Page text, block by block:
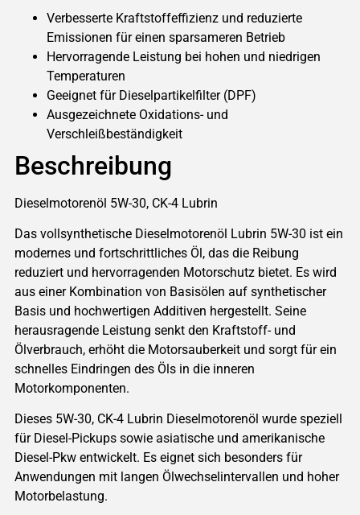
Verbesserte Kraftstoffeffizienz und reduzierte
Emissionen für einen sparsameren Betrieb
Hervorragende Leistung bei hohen und niedrigen
Temperaturen
Geeignet für Dieselpartikelfilter (DPF)
Ausgezeichnete Oxidations- und
Verschleißbeständigkeit
Beschreibung
Dieselmotorenöl 5W-30, CK-4 Lubrin
Das vollsynthetische Dieselmotorenöl Lubrin 5W-30 ist ein
modernes und fortschrittliches Öl, das die Reibung
reduziert und hervorragenden Motorschutz bietet. Es wird
aus einer Kombination von Basisölen auf synthetischer
Basis und hochwertigen Additiven hergestellt. Seine
herausragende Leistung senkt den Kraftstoff- und
Ölverbrauch, erhöht die Motorsauberkeit und sorgt für ein
schnelles Eindringen des Öls in die inneren
Motorkomponenten.
Dieses 5W-30, CK-4 Lubrin Dieselmotorenöl wurde speziell
für Diesel-Pickups sowie asiatische und amerikanische
Diesel-Pkw entwickelt. Es eignet sich besonders für
Anwendungen mit langen Ölwechselintervallen und hoher
Motorbelastung.